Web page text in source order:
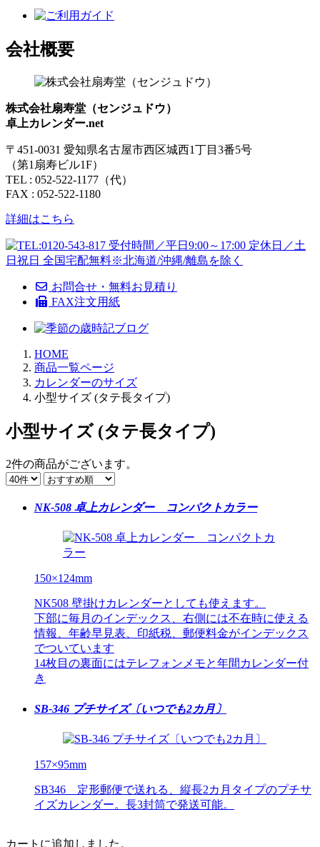
会社概要
株式会社扇寿堂（センジュドウ）
卓上カレンダー.net
〒451-0031 愛知県名古屋市西区城西1丁目3番5号
（第1扇寿ビル1F）
TEL : 052-522-1177（代）
FAX : 052-522-1180
詳細はこちら
お問合せ・無料お見積り
FAX注文用紙
HOME
商品一覧ページ
カレンダーのサイズ
小型サイズ (タテ長タイプ)
小型サイズ (タテ長タイプ)
2件の商品がございます。
NK-508 卓上カレンダー コンパクトカラー
150×124mm
NK508 壁掛けカレンダーとしても使えます。
下部に毎月のインデックス、右側には不在時に使える
情報、年齢早見表、印紙税、郵便料金がインデックス
でついています
14枚目の裏面にはテレフォンメモと年間カレンダー付
き
SB-346 プチサイズ〔いつでも2カ月〕
157×95mm
SB346 定形郵便で送れる、縦長2カ月タイプのプチサ
イズカレンダー。長3封筒で発送可能。
カートに追加しました。